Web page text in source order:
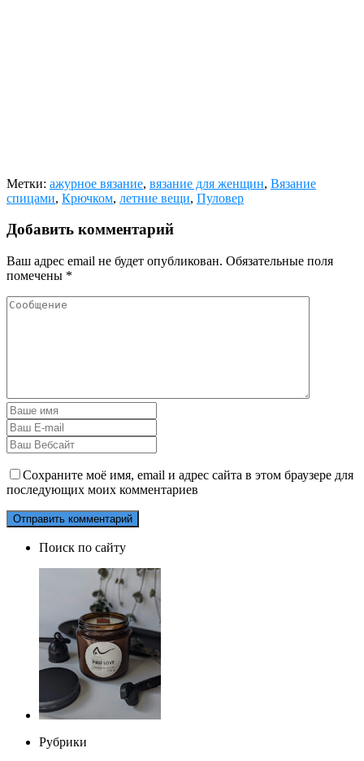
Метки: ажурное вязание, вязание для женщин, Вязание
спицами, Крючком, летние вещи, Пуловер
Добавить комментарий
Ваш адрес email не будет опубликован. Обязательные поля
помечены *
Сохраните моё имя, email и адрес сайта в этом браузере для
последующих моих комментариев
Поиск по сайту
Рубрики